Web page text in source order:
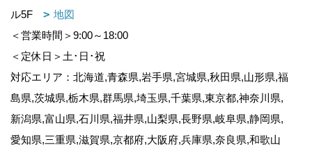
ル5F
地図
＜営業時間＞9:00～18:00
＜定休日＞土･日･祝
対応エリア：北海道,青森県,岩手県,宮城県,秋田県,山形県,福
島県,茨城県,栃木県,群馬県,埼玉県,千葉県,東京都,神奈川県,
新潟県,富山県,石川県,福井県,山梨県,長野県,岐阜県,静岡県,
愛知県,三重県,滋賀県,京都府,大阪府,兵庫県,奈良県,和歌山